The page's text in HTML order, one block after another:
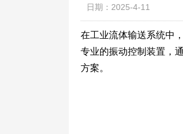
日期：2025-4-11
在工业流体输送系统中
专业的振动控制装置，
方案。